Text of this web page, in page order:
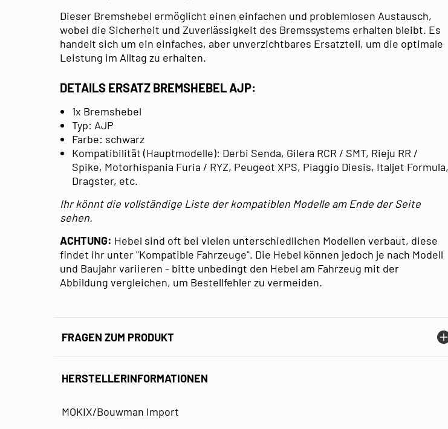
Dieser Bremshebel ermöglicht einen einfachen und problemlosen Austausch,
wobei die Sicherheit und Zuverlässigkeit des Bremssystems erhalten bleibt. Es
handelt sich um ein einfaches, aber unverzichtbares Ersatzteil, um die optimale
Leistung im Alltag zu erhalten.
DETAILS ERSATZ BREMSHEBEL AJP:
1x Bremshebel
Typ: AJP
Farbe: schwarz
Kompatibilität (Hauptmodelle): Derbi Senda, Gilera RCR / SMT, Rieju RR /
Spike, Motorhispania Furia / RYZ, Peugeot XPS, Piaggio Diesis, Italjet Formula,
Dragster, etc.
Ihr könnt die vollständige Liste der kompatiblen Modelle am Ende der Seite
sehen.
ACHTUNG: Hebel sind oft bei vielen unterschiedlichen Modellen verbaut, diese
findet ihr unter "Kompatible Fahrzeuge". Die Hebel können jedoch je nach Modell
und Baujahr variieren - bitte unbedingt den Hebel am Fahrzeug mit der
Abbildung vergleichen, um Bestellfehler zu vermeiden.
FRAGEN ZUM PRODUKT
HERSTELLERINFORMATIONEN
MOKIX/Bouwman Import